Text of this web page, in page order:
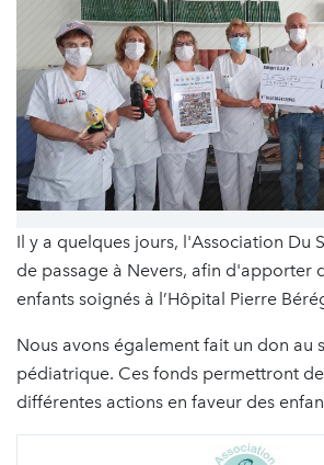
Il y a quelques jours, l'Association Du
de passage à Nevers, afin d'apporter
enfants soignés à l’Hôpital Pierre
Nous avons également fait un don au
pédiatrique. Ces fonds permettront
différentes actions en faveur des